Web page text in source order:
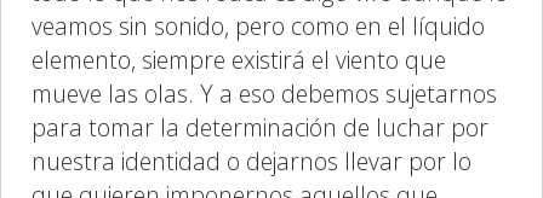
veamos sin sonido, pero como en el líquido
elemento, siempre existirá el viento que
mueve las olas. Y a eso debemos sujetarnos
para tomar la determinación de luchar por
nuestra identidad o dejarnos llevar por lo